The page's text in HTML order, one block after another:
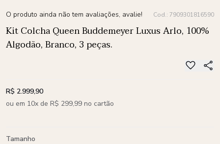
O produto ainda não tem avaliações, avalie! Cod.: 7909301816590
Kit Colcha Queen Buddemeyer Luxus Arlo, 100%
Algodão, Branco, 3 peças.
R$ 2.999,90
ou em 10x de R$ 299,99 no cartão
Tamanho